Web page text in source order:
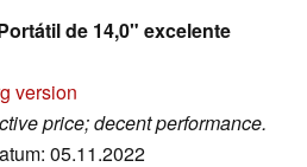
de 14,0" excelente
version
price; decent performance.
05.11.2022